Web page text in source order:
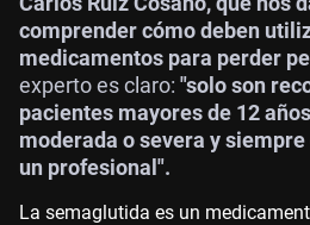
comprender cómo deben
medicamentos para perder
experto es claro: "solo son
pacientes mayores de 12
moderada o severa y
un profesional".
La semaglutida es un